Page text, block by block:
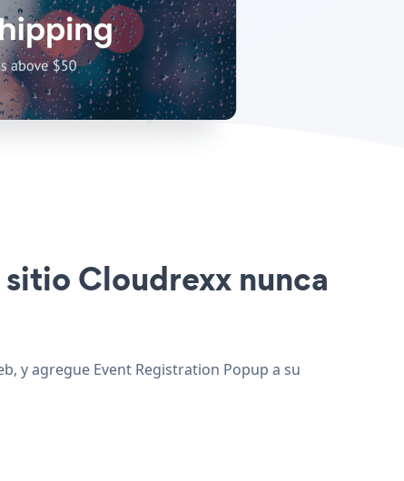
Cloudrexx nunca
y agregue Event Registration Popup a su